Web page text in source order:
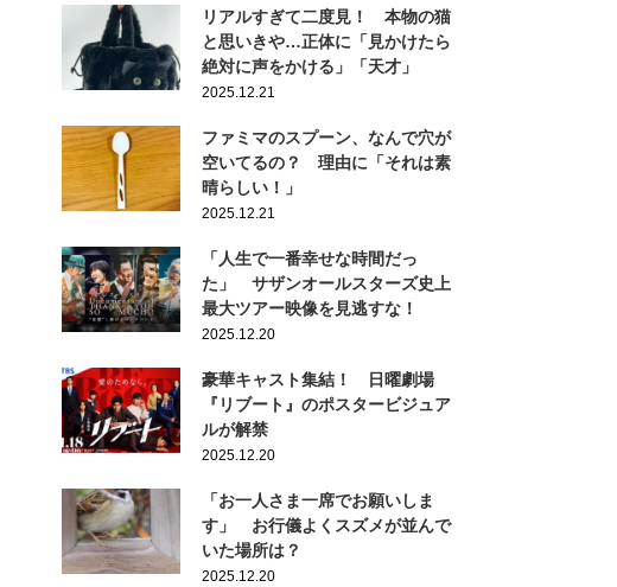
リアルすぎて二度見！ 本物の猫
と思いきや…正体に「見かけたら
絶対に声をかける」「天才」
2025.12.21
ファミマのスプーン、なんで穴が
空いてるの？ 理由に「それは素
晴らしい！」
2025.12.21
「人生で一番幸せな時間だっ
た」 サザンオールスターズ史上
最大ツアー映像を見逃すな！
2025.12.20
豪華キャスト集結！ 日曜劇場
『リブート』のポスタービジュア
ルが解禁
2025.12.20
「お一人さま一席でお願いしま
す」 お行儀よくスズメが並んで
いた場所は？
2025.12.20